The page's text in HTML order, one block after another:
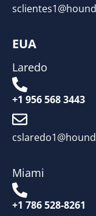
EUA
Laredo
+1 956 568 3443
Miami
+1 786 528-8261